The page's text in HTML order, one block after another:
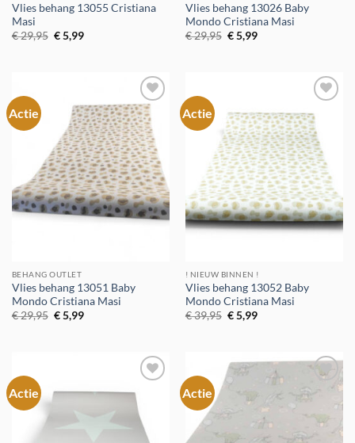
Vlies behang 13055 Cristiana
Masi
€29,95 Oorspronkelijke
prijs
€5,99Huidige
Vlies behang 13026 Baby
Mondo Cristiana Masi
€29,95 Oorspronkelijke
prijs
€5,99Huidige
Actie
Toevoegen
aan
verlanglijst
BEHANG OUTLET
Vlies behang 13051 Baby
Mondo Cristiana Masi
€29,95 Oorspronkelijke
prijs
€5,99Huidige
Actie
Toevoegen
aan
verlanglijst
! NIEUW BINNEN !
Vlies behang 13052 Baby
Mondo Cristiana Masi
€39,95 Oorspronkelijke
prijs
€5,99Huidige
Actie
Toevoegen
aan
verlanglijst
Actie
Toevoegen
verlanglijst